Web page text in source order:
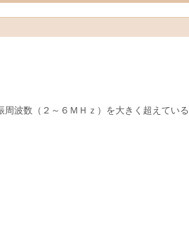
波数（２～６ＭＨｚ）を大きく超えている